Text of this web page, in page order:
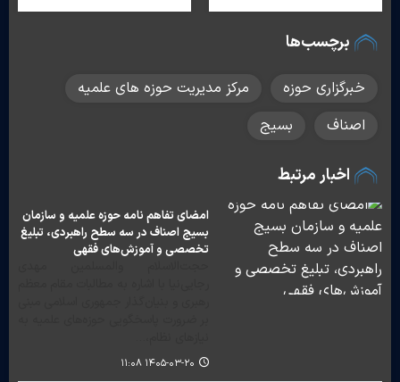
برچسب‌ها
خبرگزاری حوزه
مرکز مدیریت حوزه های علمیه
اصناف
بسیج
اخبار مرتبط
امضای تفاهم نامه حوزه علمیه و سازمان
بسیج اصناف در سه سطح راهبردی، تبلیغ
تخصصی و آموزش‌های فقهی
۱۴۰۵-۰۳-۲۰ ۱۱:۰۸